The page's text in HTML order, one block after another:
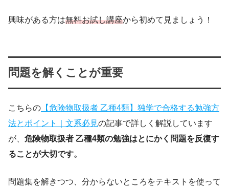
興味がある方は無料お試し講座から初めて見ましょう！
問題を解くことが重要
こちらの 【危険物取扱者 乙種4類】独学で合格する勉強方
法とポイント｜文系必見の記事で詳しく解説しています
が、 危険物取扱者 乙種4類の勉強はとにかく問題を反復す
ることが大切です。
問題集を解きつつ、分からないところをテキストを使って